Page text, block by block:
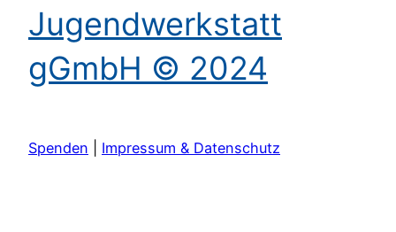
Jugendwerkstatt
gGmbH © 2024
Spenden Impressum & Datenschutz